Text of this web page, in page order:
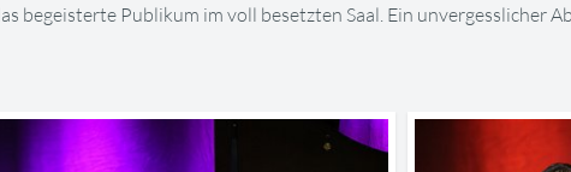
begeisterte Publikum im voll besetzten Saal. Ein unvergesslicher